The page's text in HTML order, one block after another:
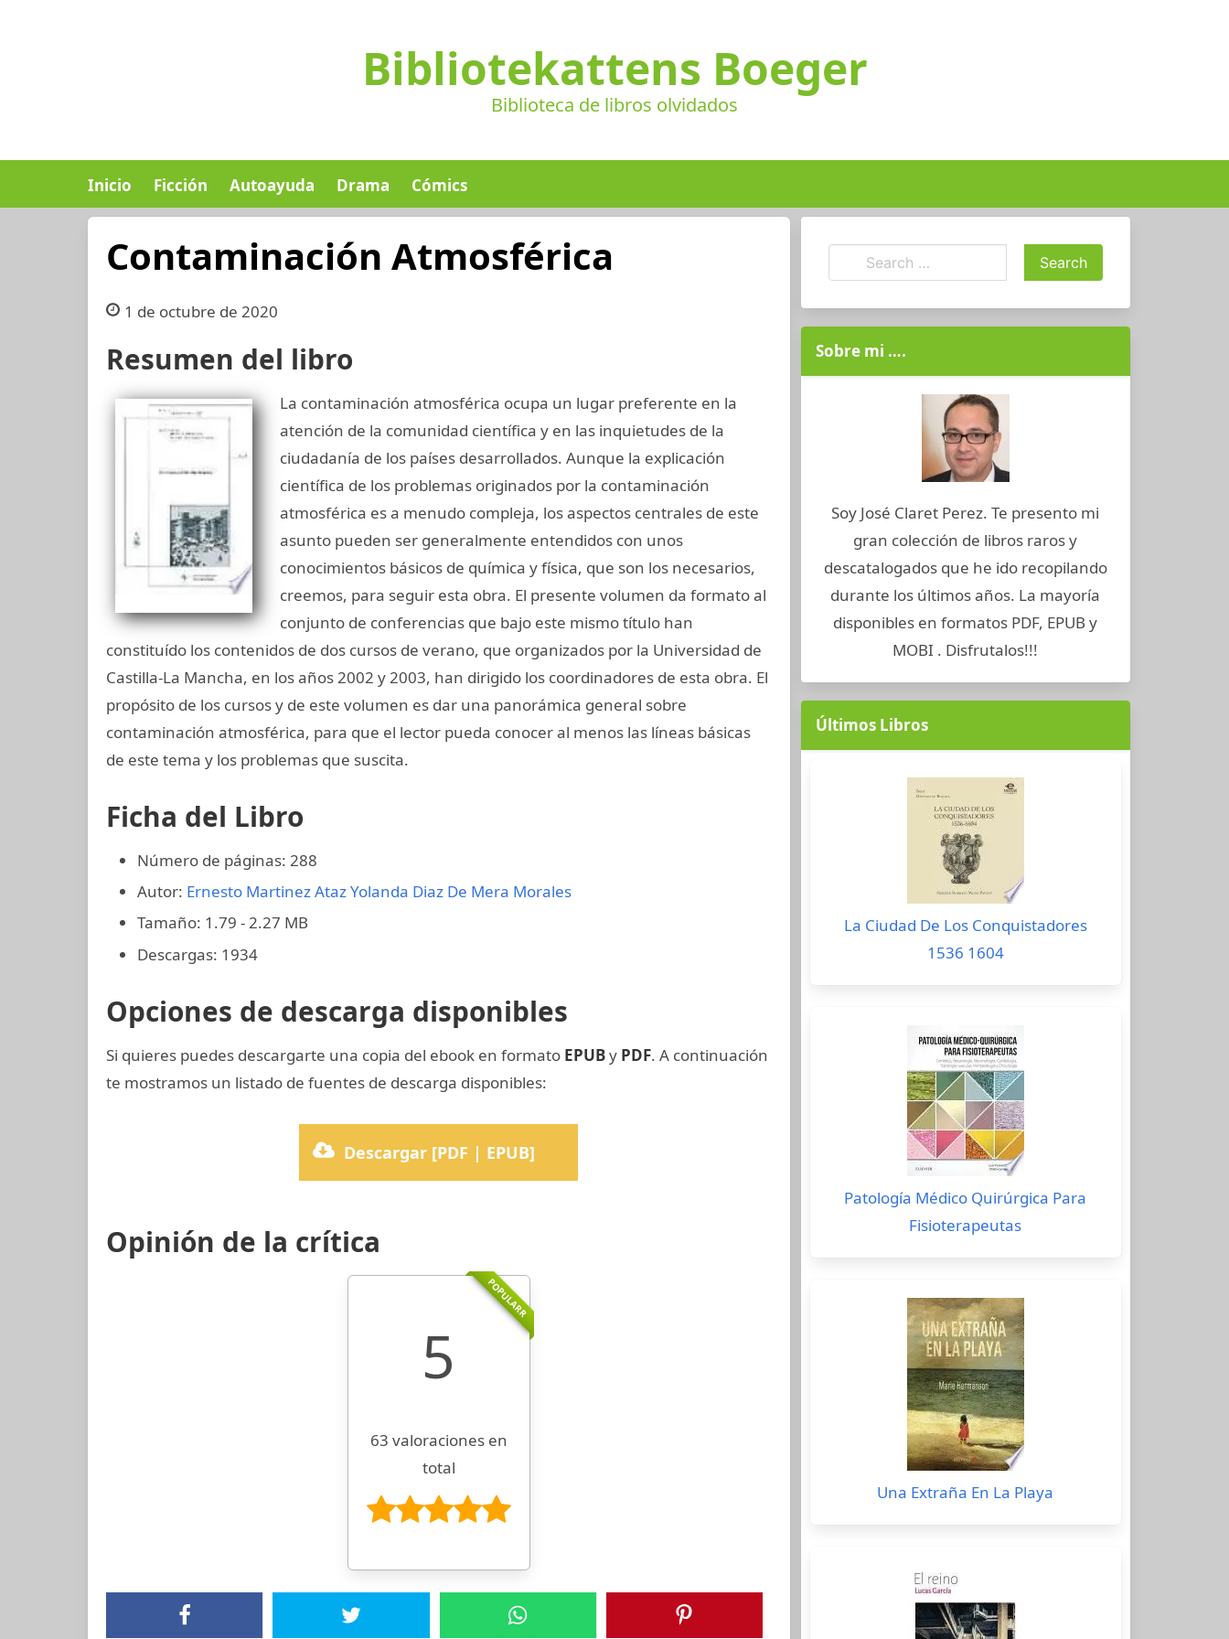
Bibliotekattens Boeger
Biblioteca de libros olvidados
Inicio Ficción Autoayuda Drama Cómics
Contaminación Atmosférica
1 de octubre de 2020
Resumen del libro
La contaminación atmosférica ocupa un lugar preferente en la
atención de la comunidad científica y en las inquietudes de la
ciudadanía de los países desarrollados. Aunque la explicación
científica de los problemas originados por la contaminación
atmosférica es a menudo compleja, los aspectos centrales de este
asunto pueden ser generalmente entendidos con unos
conocimientos básicos de química y física, que son los necesarios,
creemos, para seguir esta obra. El presente volumen da formato al
conjunto de conferencias que bajo este mismo título han
constituído los contenidos de dos cursos de verano, que organizados por la Universidad de
Castilla-La Mancha, en los años 2002 y 2003, han dirigido los coordinadores de esta obra. El
propósito de los cursos y de este volumen es dar una panorámica general sobre
contaminación atmosférica, para que el lector pueda conocer al menos las líneas básicas
de este tema y los problemas que suscita.
Ficha del Libro
Número de páginas: 288
Autor: Ernesto Martinez AtazYolanda Diaz De Mera Morales
Tamaño: 1.79 - 2.27 MB
Descargas: 1934
Opciones de descarga disponibles
Si quieres puedes descargarte una copia del ebook en formato EPUBy PDF. A continuación
te mostramos un listado de fuentes de descarga disponibles:
Descargar [PDF | EPUB]
Opinión de la crítica
POPULARR
5
63 valoraciones en
total
Sobre mi ….
Soy José Claret Perez. Te presento mi
gran colección de libros raros y
descatalogados que he ido recopilando
durante los últimos años. La mayoría
disponibles en formatos PDF, EPUB y
MOBI . Disfrutalos!!!
Últimos Libros
La Ciudad De Los Conquistadores
1536 1604
Patología Médico Quirúrgica Para
Fisioterapeutas
Una Extraña En La Playa